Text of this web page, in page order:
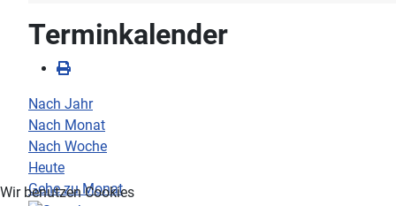
Terminkalender
Nach Jahr
Nach Monat
Nach Woche
Heute
Gehe zu Monat
Wir benutzen Cookies